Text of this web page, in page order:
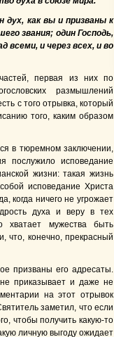
дух, как вы и призваны к
звания; один Господь,
всеми, и через всех, и во
первая из них по
размышлений
с того отрывка, который
того, каким образом
в тюремном заключении,
послужило исповедание
жизни: такая жизнь
исповедание Христа
когда ничего не угрожает
духа и веру в тех
хватает мужества быть
что, конечно, прекрасный
призваны его адресаты.
приказывает и даже не
на этот отрывок
заметил, что если
чтобы получить какую-то
личную выгоду ожидает